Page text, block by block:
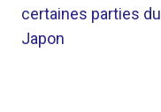
certaines parties du
Japon